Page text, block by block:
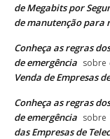
de Megabits por
de manutenção para
Conheça as regras
de emergência sobre
Venda de Empresas
Conheça as regras
de emergência sobre
das Empresas de